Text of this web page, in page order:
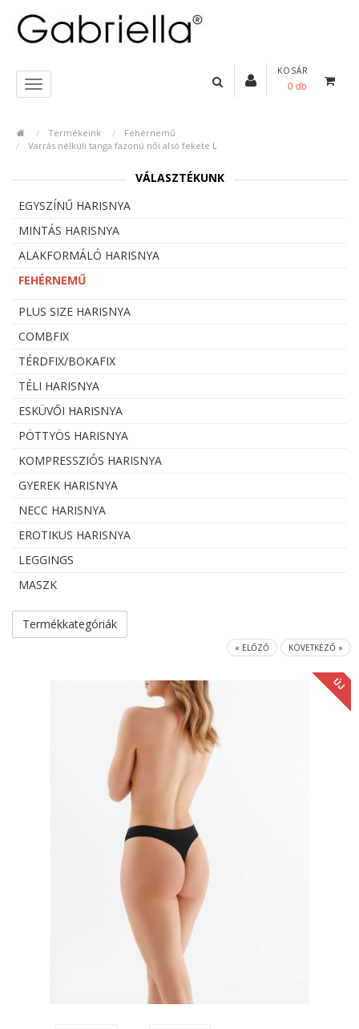
KOSÁR
0 db
Termékeink
Fehérnemű
Varrás nélküli tanga fazonú női alsó fekete L
VÁLASZTÉKUNK
EGYSZÍNŰ HARISNYA
MINTÁS HARISNYA
ALAKFORMÁLÓ HARISNYA
FEHÉRNEMŰ
PLUS SIZE HARISNYA
COMBFIX
TÉRDFIX/BOKAFIX
TÉLI HARISNYA
ESKÜVŐI HARISNYA
PÖTTYÖS HARISNYA
KOMPRESSZIÓS HARISNYA
GYEREK HARISNYA
NECC HARISNYA
EROTIKUS HARISNYA
LEGGINGS
MASZK
Termékkategóriák
« ELŐZŐ KÖVETKEZŐ »
ÚJ